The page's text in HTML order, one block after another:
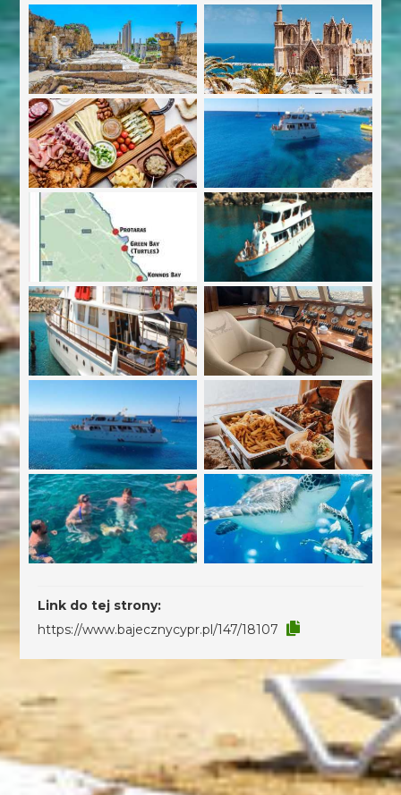
Link do tej strony:
https://www.bajecznycypr.pl/147/18107